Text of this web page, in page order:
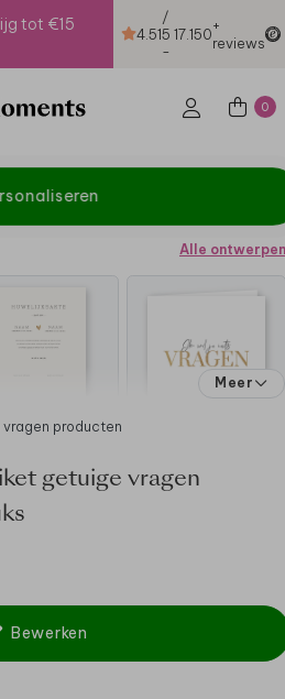
tot €15
4.51
/
5
-
17.150+
reviews
0
Alle ontwerpen
Meer
vragen producten
getuige vragen
Bewerken